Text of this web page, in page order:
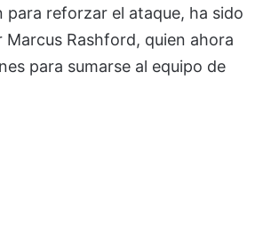
para reforzar el ataque, ha sido
Marcus Rashford, quien ahora
para sumarse al equipo de